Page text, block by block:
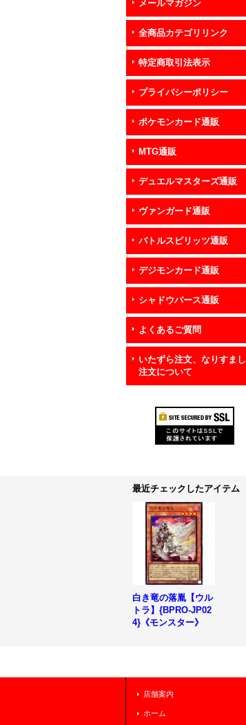
メールマガジン
全商品カテゴリリンク
特定商取引法表示
プライバシーポリシー
ポケモンカード通販
MTG通販
デュエルマスターズ通販
ヴァンガード通販
バトルスピリッツ通販
デジモンカード通販
シャドウバース通販
よくあるご質問
いたずら注文、なりすまし
注文について
最近チェックしたアイテム
白き竜の落胤【ウル
トラ】{BPRO-JP02
4}《モンスター》
店舗案内
ホーム